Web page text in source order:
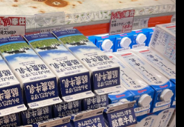
「不能勝任工作」，管委會終
陳男敗訴，管委會僅需支付
薪